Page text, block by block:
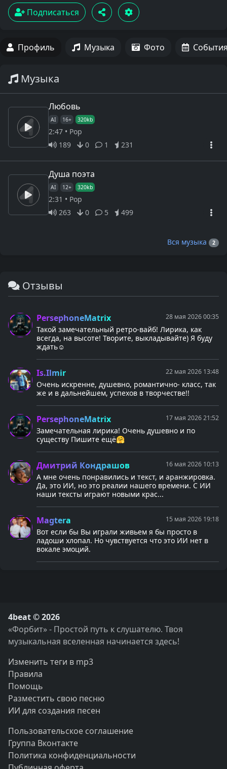
Подписаться
Профиль Музыка Фото
Музыка
Любовь
AI 16+ 320kb
2:47 • Pop
189
0 1 231
Душа поэта
AI 12+ 320kb
2:31 • Pop
263
0 5 499
Вся музыка 2
Отзывы
PersephoneMatrix 28 мая 2026 00:35
Такой замечательный ретро-вайб! Лирика, как
всегда, на высоте! Творите, выкладывайте) Я буду
ждать☺️
Is.Ilmir 22 мая 2026 13:48
Очень искренне, душевно, романтично- класс, так
же и в дальнейшем, успехов в творчестве!!
PersephoneMatrix 17 мая 2026 21:52
Замечательная лирика! Очень душевно и по
существу Пишите ещё🤗
Дмитрий Кондрашов 16 мая 2026 10:13
А мне очень понравились и текст, и аранжировка.
Да, это ИИ, но это реалии нашего времени. С ИИ
наши тексты играют новыми крас...
Magtera 15 мая 2026 19:18
Вот если бы Вы играли живьем я бы просто в
ладоши хлопал. Но чувствуется что это ИИ нет в
вокале эмоций.
4beat © 2026
«Форбит» - Простой путь к слушателю. Твоя
музыкальная вселенная начинается здесь!
Изменить теги в mp3
Правила
Помощь
Разместить свою песню
ИИ для создания песен
Пользовательское соглашение
Группа Вконтакте
Политика конфиденциальности